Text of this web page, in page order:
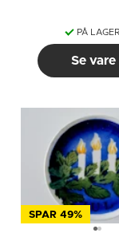
PÅ LAGER
Se vare
SPAR 49%